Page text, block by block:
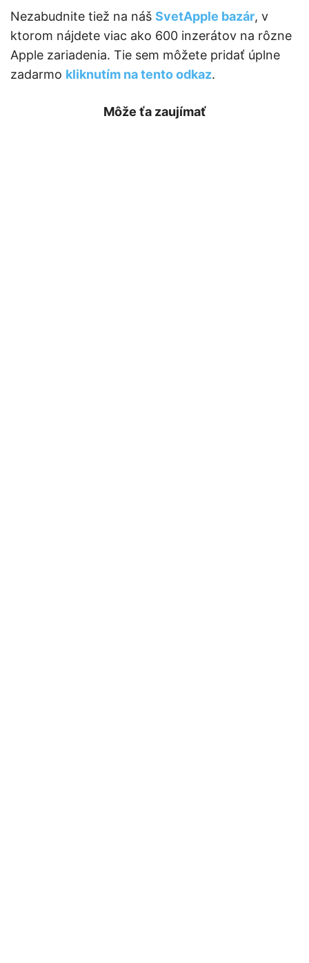
Nezabudnite tiež na náš SvetApple bazár, v
ktorom nájdete viac ako 600 inzerátov na rôzne
Apple zariadenia. Tie sem môžete pridať úplne
zadarmo kliknutím na tento odkaz.
Môže ťa zaujímať